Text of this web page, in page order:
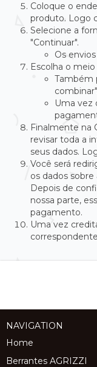
Coloque o
produto. Logo
Selecione a
"Continuar".
Os
Escolha o
Também
Uma vez
Finalmente na
revisar toda a
seus dados.
Você será
os dados
Depois de
nossa parte,
pagamento.
Uma vez
NAVIGATION
Home
Berrantes AGRIZZI